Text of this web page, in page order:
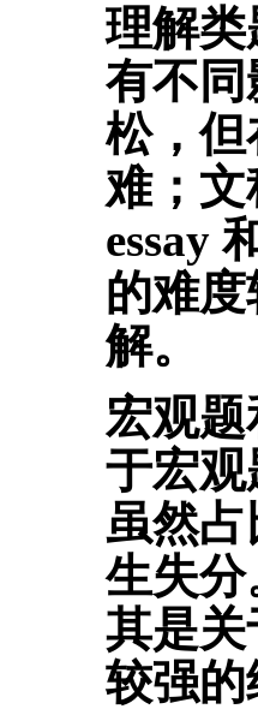
理解
有不同
松，但
难；
essay
的难
解。
宏观
于宏
虽然
生失
其是
较强